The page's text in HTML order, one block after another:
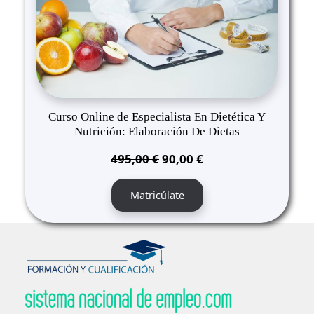
Curso Online de Especialista En Dietética Y
Nutrición: Elaboración De Dietas
495,00€El
precio
original
era:
495,00 €.
90,00 €El
actual
90,00 €.
Matricúlate